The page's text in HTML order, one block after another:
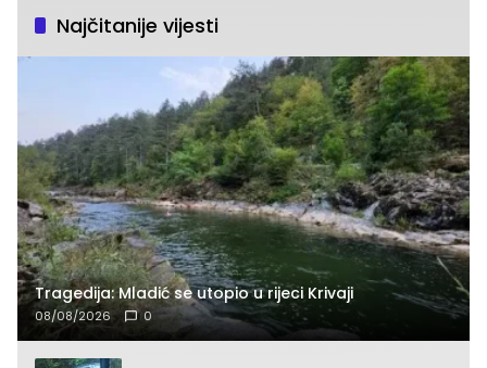
Najčitanije vijesti
Tragedija: Mladić se utopio u rijeci Krivaji
08/08/2026 0